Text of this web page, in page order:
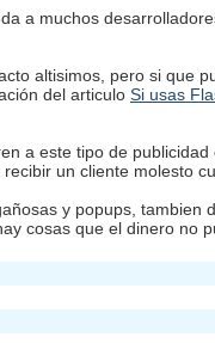
a muchos
altisimos, pero si que
del articulo Si usas
a este tipo de
un cliente molesto
y popups,
cosas que el dinero no